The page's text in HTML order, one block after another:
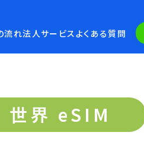
流れ法人サービス よくある質問
世界 eSIM